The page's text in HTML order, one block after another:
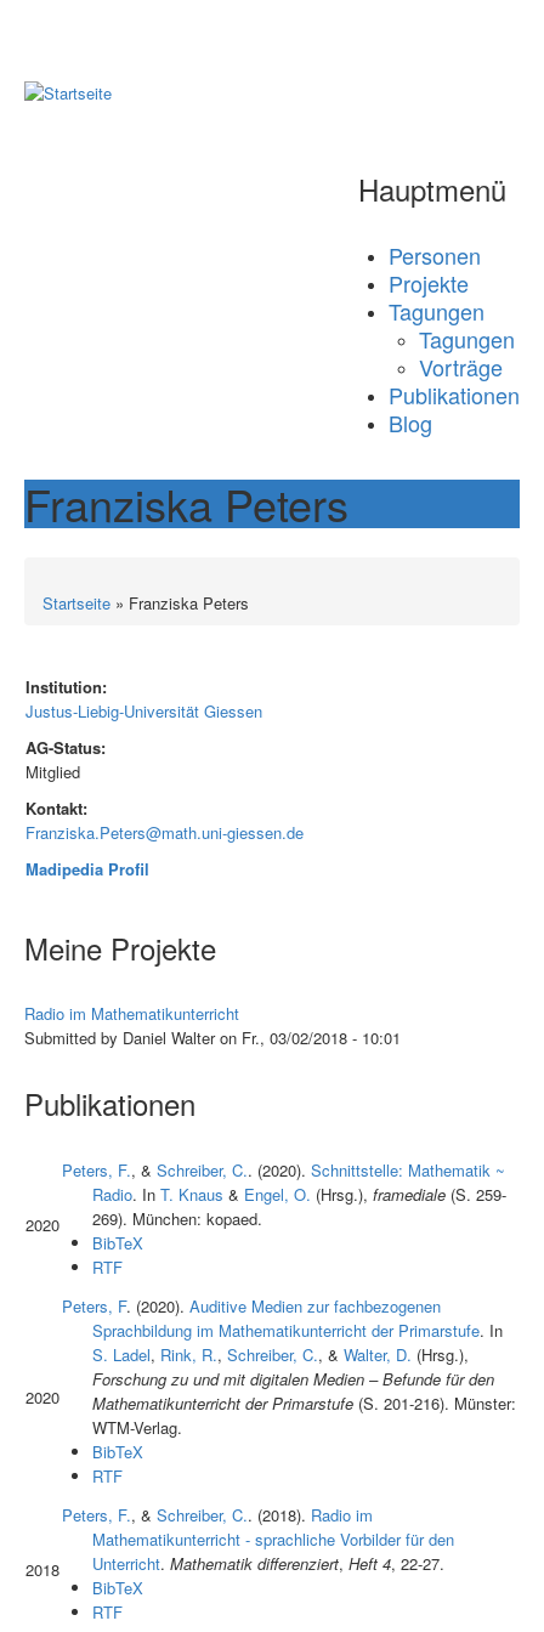
Hauptmenü
Personen
Projekte
Tagungen
Tagungen
Vorträge
Publikationen
Blog
Franziska Peters
Startseite » Franziska Peters
Institution:
Justus-Liebig-Universität Giessen
AG-Status:
Mitglied
Kontakt:
Franziska.Peters@math.uni-giessen.de
Madipedia Profil
Meine Projekte
Radio im Mathematikunterricht
Submitted by Daniel Walter on Fr., 03/02/2018 - 10:01
Publikationen
2020
Peters, F., & Schreiber, C.. (2020). Schnittstelle: Mathematik ~
Radio. In T. Knaus & Engel, O. (Hrsg.), framediale (S. 259-
269). München: kopaed.
BibTeX
RTF
2020
Peters, F. (2020). Auditive Medien zur fachbezogenen
Sprachbildung im Mathematikunterricht der Primarstufe. In
S. Ladel, Rink, R., Schreiber, C., & Walter, D. (Hrsg.),
Forschung zu und mit digitalen Medien – Befunde für den
Mathematikunterricht der Primarstufe (S. 201-216). Münster:
WTM-Verlag.
BibTeX
RTF
2018
Peters, F., & Schreiber, C.. (2018). Radio im
Mathematikunterricht - sprachliche Vorbilder für den
Unterricht. Mathematik differenziert, Heft 4, 22-27.
BibTeX
RTF